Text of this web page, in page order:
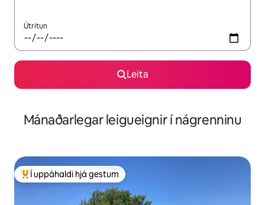
Útritun
Leita
Mánaðarlegar leigueignir í nágrenninu
Í mestu uppáhaldi hjá gestum
Í uppáhaldi hjá gestum